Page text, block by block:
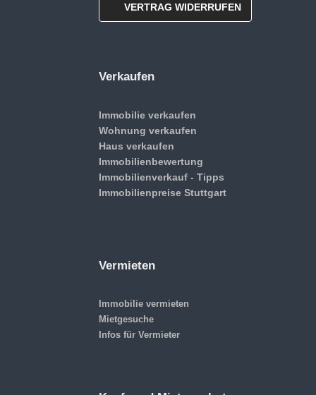
VERTRAG WIDERRUFEN
Verkaufen
Immobilie verkaufen
Wohnung verkaufen
Haus verkaufen
Immobilienbewertung
Immobilienverkauf - Tipps
Immobilienpreise Stuttgart
Vermieten
Immobilie vermieten
Mietgesuche
Infos für Vermieter